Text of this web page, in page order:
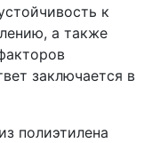
к
а также
заключается в
полиэтилена